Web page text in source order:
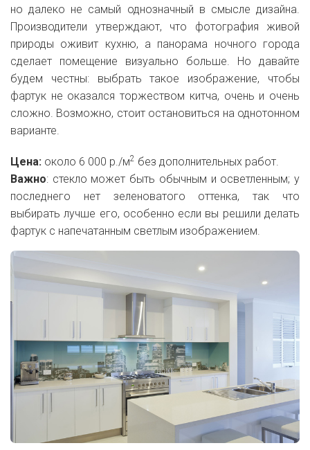
но далеко не самый однозначный в смысле дизайна.
Производители утверждают, что фотография живой
природы оживит кухню, а панорама ночного города
сделает помещение визуально больше. Но давайте
будем честны: выбрать такое изображение, чтобы
фартук не оказался торжеством китча, очень и очень
сложно. Возможно, стоит остановиться на однотонном
варианте.
Цена: около 6 000 р./м2 без дополнительных работ.
Важно: стекло может быть обычным и осветленным; у
последнего нет зеленоватого оттенка, так что
выбирать лучше его, особенно если вы решили делать
фартук с напечатанным светлым изображением.